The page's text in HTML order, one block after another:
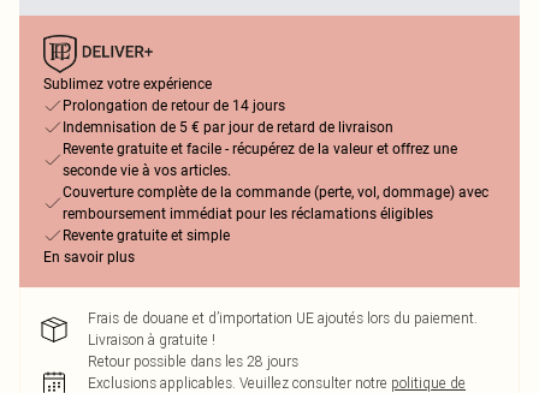
Sublimez votre expérience
Prolongation de retour de 14 jours
Indemnisation de 5 € par jour de retard de livraison
Revente gratuite et facile - récupérez de la valeur et offrez une
seconde vie à vos articles.
Couverture complète de la commande (perte, vol, dommage) avec
remboursement immédiat pour les réclamations éligibles
Revente gratuite et simple
En savoir plus
Frais de douane et d’importation UE ajoutés lors du paiement.
Livraison à gratuite !
Retour possible dans les 28 jours
Exclusions applicables. Veuillez consulter notre politique de